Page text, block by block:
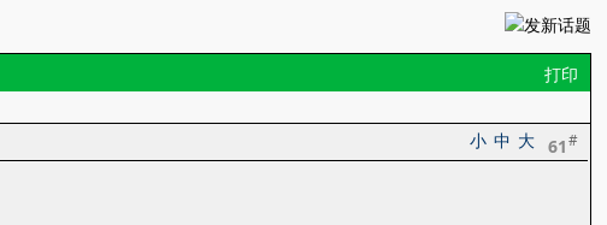
打印
61 #
大
中
小